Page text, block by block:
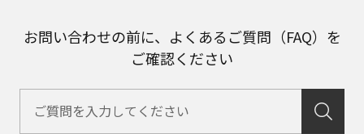
お問い合わせの前に、よくあるご質問（FAQ）を
ご確認ください